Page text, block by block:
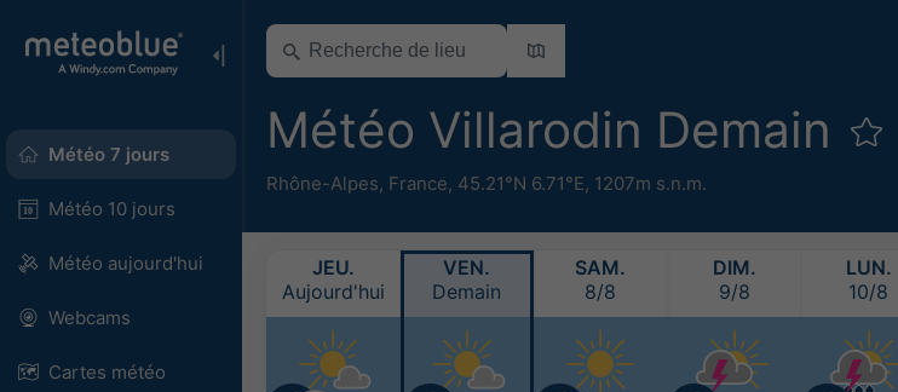
Météo 7 jours
Météo 10 jours
Météo aujourd'hui
Webcams
Cartes météo
Météo Villarodin Demain
Rhône-Alpes, France, 45.21°N 6.71°E, 1207m s.n.m.
JEU.
Aujourd'hui
VEN.
Demain
SAM.
8/8
DIM.
9/8
LUN.
10/8